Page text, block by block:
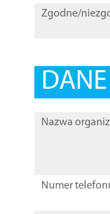
Zgodne/
Nazwa
Numer